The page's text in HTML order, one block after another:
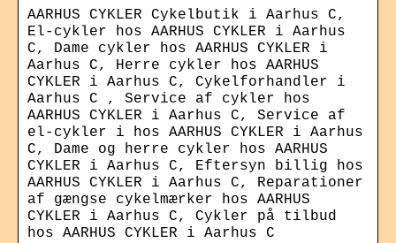
AARHUS CYKLER Cykelbutik i Aarhus C,
El-cykler hos AARHUS CYKLER i Aarhus
C, Dame cykler hos AARHUS CYKLER i
Aarhus C, Herre cykler hos AARHUS
CYKLER i Aarhus C, Cykelforhandler i
Aarhus C , Service af cykler hos
AARHUS CYKLER i Aarhus C, Service af
el-cykler i hos AARHUS CYKLER i Aarhus
C, Dame og herre cykler hos AARHUS
CYKLER i Aarhus C, Eftersyn billig hos
AARHUS CYKLER i Aarhus C, Reparationer
af gængse cykelmærker hos AARHUS
CYKLER i Aarhus C, Cykler på tilbud
hos AARHUS CYKLER i Aarhus C